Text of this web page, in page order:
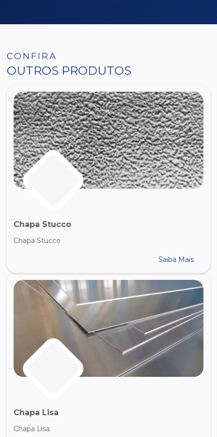
CONFIRA
OUTROS PRODUTOS
Chapa Stucco
Chapa Stucco
Saiba Mais
Chapa Lisa
Chapa Lisa